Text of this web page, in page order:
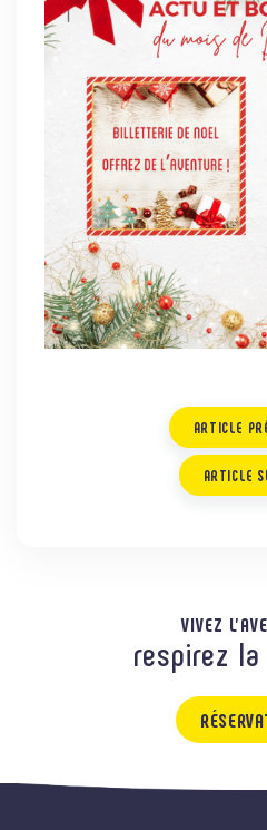
ARTICLE
ARTICLE
VIVEZ
respirez